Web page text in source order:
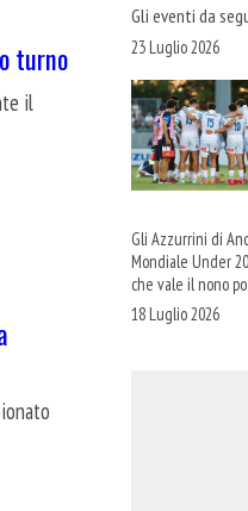
turno
il
Gli eventi da
23 Luglio 2026
Gli Azzurrini di
Mondiale Under
che vale il nono
18 Luglio 2026